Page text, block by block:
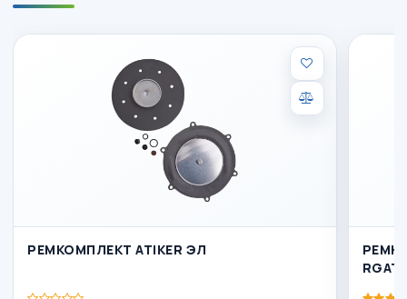
РЕМКОМПЛЕКТ ATIKER ЭЛ